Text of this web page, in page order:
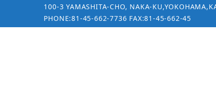
100-3 YAMASHITA-CHO, NAKA-
PHONE:81-45-662-7736 FAX:81-45-662-45